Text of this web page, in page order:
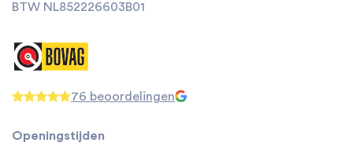
BTW NL852226603B01
76 beoordelingen
Openingstijden